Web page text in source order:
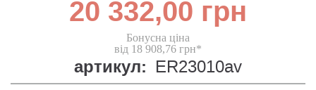
20 332,00 грн
Бонусна ціна
від 18 908,76 грн*
артикул: ER23010av